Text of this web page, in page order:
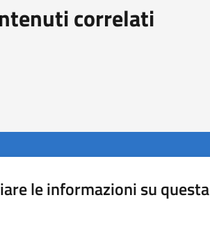
correlati
le informazioni su questa